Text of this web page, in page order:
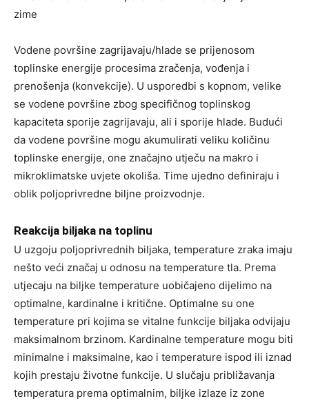
zime
Vodene površine zagrijavaju/hlade se prijenosom
toplinske energije procesima zračenja, vođenja i
prenošenja (konvekcije). U usporedbi s kopnom, velike
se vodene površine zbog specifičnog toplinskog
kapaciteta sporije zagrijavaju, ali i sporije hlade. Budući
da vodene površine mogu akumulirati veliku količinu
toplinske energije, one značajno utječu na makro i
mikroklimatske uvjete okoliša. Time ujedno definiraju i
oblik poljoprivredne biljne proizvodnje.
Reakcija biljaka na toplinu
U uzgoju poljoprivrednih biljaka, temperature zraka imaju
nešto veći značaj u odnosu na temperature tla. Prema
utjecaju na biljke temperature uobičajeno dijelimo na
optimalne, kardinalne i kritične. Optimalne su one
temperature pri kojima se vitalne funkcije biljaka odvijaju
maksimalnom brzinom. Kardinalne temperature mogu biti
minimalne i maksimalne, kao i temperature ispod ili iznad
kojih prestaju životne funkcije. U slučaju približavanja
temperatura prema optimalnim, biljke izlaze iz zone